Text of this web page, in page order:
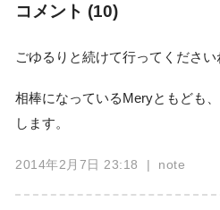
コメント (10)
ごゆるりと続けて行ってください
相棒になっているMeryともども
します。
2014年2月7日 23:18 | note